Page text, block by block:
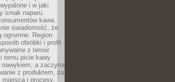
i w jaki
smak naparu.
kawa
świadomość, że
ogromne. Region
obróbki i profil
z terroir
temu picie kawy
a zaczyna
z produktem, za
miejsca i procesy.